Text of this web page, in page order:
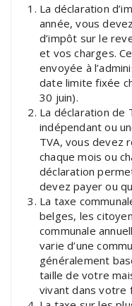
La déclaration
année, vous
d’impôt sur le
et vos charges.
envoyée à
date limite fixée
30 juin).
La déclaration de
indépendant ou
TVA, vous devez
chaque mois ou
déclaration
devez payer ou
La taxe
belges, les
communale
varie d’une
généralement
taille de votre
vivant dans votre